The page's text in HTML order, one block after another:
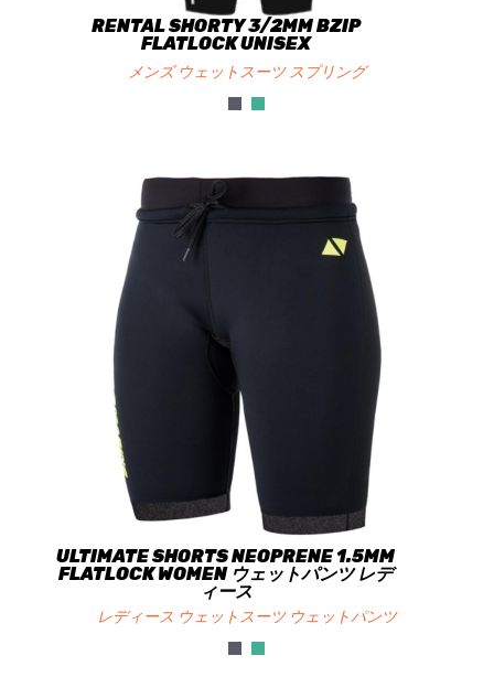
RENTAL SHORTY 3/2MM BZIP
FLATLOCK UNISEX
メンズ ウェットスーツ スプリング
ULTIMATE SHORTS NEOPRENE 1.5MM
FLATLOCK WOMEN ウェットパンツ レデ
ィース
レディース ウェットスーツ ウェットパンツ